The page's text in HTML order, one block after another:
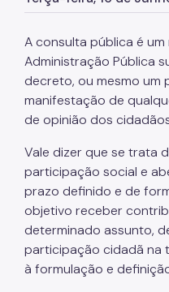
Processo Eletrônico
WiFi Livre SP
Empreenda Fácil
Telecentros
Fab Lab Livre SP
Certificações ISO
Sampa Sandbox
Metaverso SP
A consulta pública é
Administração Pública
decreto, ou mesmo um
manifestação de
de opinião dos
Vale dizer que se trata
participação social e
prazo definido e de
objetivo receber
determinado assunto,
participação cidadã na
à formulação e